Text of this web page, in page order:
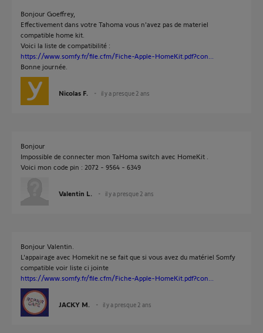
Bonjour Goeffrey,
Effectivement dans votre Tahoma vous n'avez pas de materiel
compatible home kit.
Voici la liste de compatibilité :
https://www.somfy.fr/file.cfm/Fiche-Apple-HomeKit.pdf?con...
Bonne journée.
Nicolas F. il y a presque 2 ans
Bonjour
Impossible de connecter mon TaHoma switch avec HomeKit .
Voici mon code pin : 2072 - 9564 - 6349
Valentin L. il y a presque 2 ans
Bonjour Valentin.
L'appairage avec Homekit ne se fait que si vous avez du matériel Somfy
compatible voir liste ci jointe
https://www.somfy.fr/file.cfm/Fiche-Apple-HomeKit.pdf?con...
JACKY M. il y a presque 2 ans